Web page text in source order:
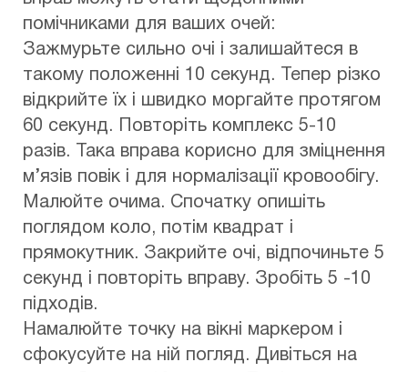
помічниками для ваших очей:
Зажмурьте сильно очі і залишайтеся в
такому положенні 10 секунд. Тепер різко
відкрийте їх і швидко моргайте протягом
60 секунд. Повторіть комплекс 5-10
разів. Така вправа корисно для зміцнення
м’язів повік і для нормалізації кровообігу.
Малюйте очима. Спочатку опишіть
поглядом коло, потім квадрат і
прямокутник. Закрийте очі, відпочиньте 5
секунд і повторіть вправу. Зробіть 5 -10
підходів.
Намалюйте точку на вікні маркером і
сфокусуйте на ній погляд. Дивіться на